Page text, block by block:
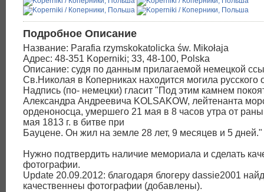
Подробное Описание
Название: Parafia rzymskokatolicka św. Mikołaja
Адрес: 48-351 Koperniki; 33, 48-100, Polska
Описание: судя по данным прилагаемой немецкой
Св.Николая в Коперниках находится могила русского
Надпись (по- немецки) гласит "Под этим камнем
Александра Андреевича KOLSAKOW, лейтенанта
орденоносца, умершего 21 мая в 8 часов утра от
мая 1813 г. в битве при
Бауцене. Он жил на земле 28 лет, 9 месяцев и 5 дней."
Нужно подтвердить наличие мемориала и сделать
фотографии.
Update 20.09.2012: благодаря блогеру dassie2001
качественнеы фотографии (добавлены).